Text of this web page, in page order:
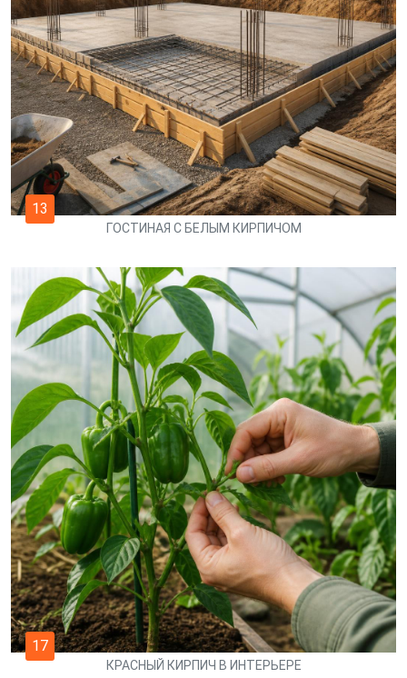
13
ГОСТИНАЯ С БЕЛЫМ КИРПИЧОМ
17
КРАСНЫЙ КИРПИЧ В ИНТЕРЬЕРЕ